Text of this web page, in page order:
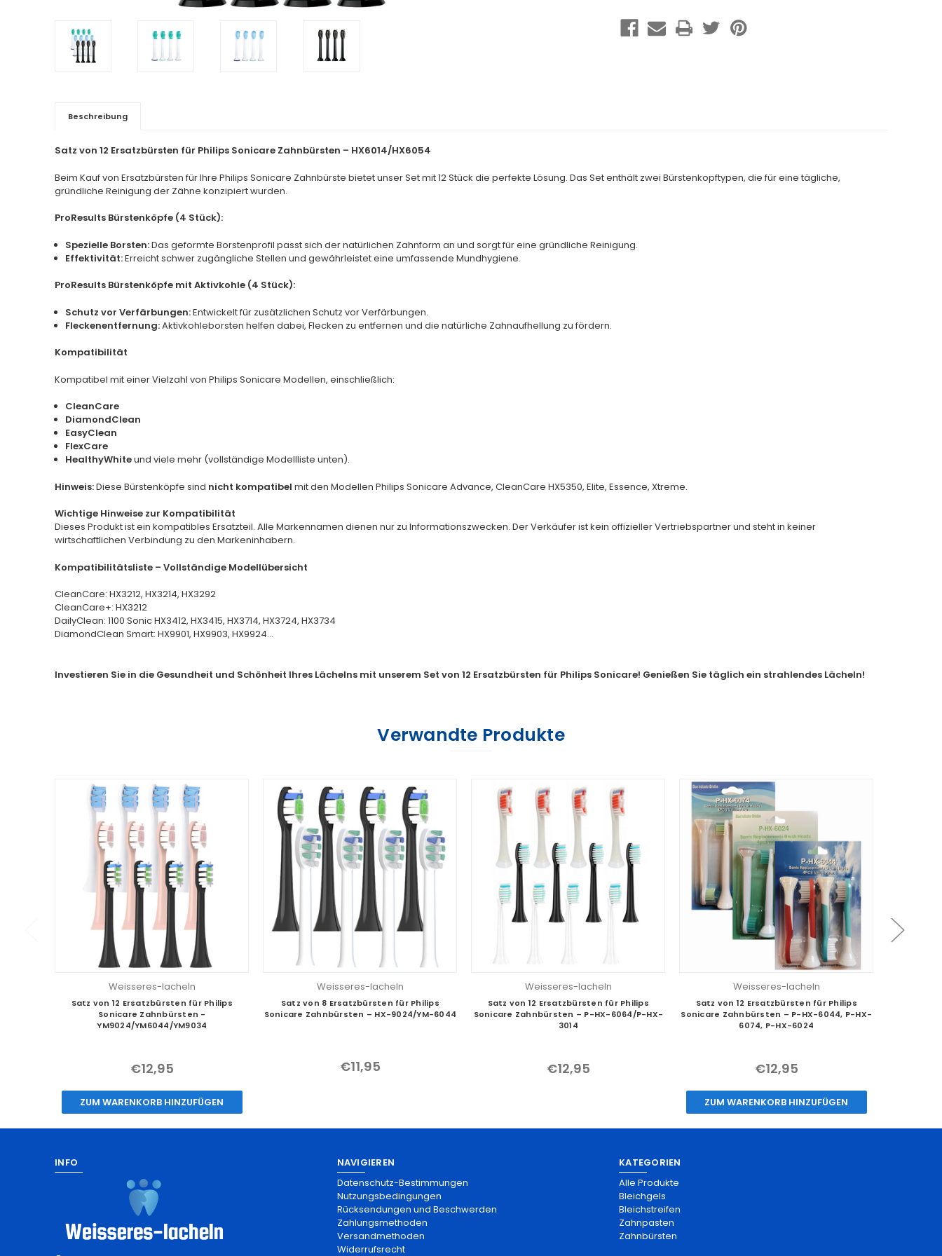
Beschreibung
Satz von 12 Ersatzbürsten für Philips Sonicare Zahnbürsten – HX6014/HX6054
Beim Kauf von Ersatzbürsten für Ihre Philips Sonicare Zahnbürste bietet unser Set mit 12 Stück die perfekte Lösung. Das Set enthält zwei Bürstenkopftypen, die für eine tägliche,
gründliche Reinigung der Zähne konzipiert wurden.
ProResults Bürstenköpfe (4 Stück):
Spezielle Borsten:Das geformte Borstenprofil passt sich der natürlichen Zahnform an und sorgt für eine gründliche Reinigung.
Effektivität:Erreicht schwer zugängliche Stellen und gewährleistet eine umfassende Mundhygiene.
ProResults Bürstenköpfe mit Aktivkohle (4 Stück):
Schutz vor Verfärbungen:Entwickelt für zusätzlichen Schutz vor Verfärbungen.
Fleckenentfernung:Aktivkohleborsten helfen dabei, Flecken zu entfernen und die natürliche Zahnaufhellung zu fördern.
Kompatibilität
Kompatibel mit einer Vielzahl von Philips Sonicare Modellen, einschließlich:
CleanCare
DiamondClean
EasyClean
FlexCare
HealthyWhiteund viele mehr (vollständige Modellliste unten).
Hinweis:Diese Bürstenköpfe sind nicht kompatibel mit den Modellen Philips Sonicare Advance, CleanCare HX5350, Elite, Essence, Xtreme.
Wichtige Hinweise zur Kompatibilität
Dieses Produkt ist ein kompatibles Ersatzteil. Alle Markennamen dienen nur zu Informationszwecken. Der Verkäufer ist kein offizieller Vertriebspartner und steht in keiner
wirtschaftlichen Verbindung zu den Markeninhabern.
Kompatibilitätsliste – Vollständige Modellübersicht
CleanCare: HX3212, HX3214, HX3292
CleanCare+: HX3212
DailyClean: 1100 Sonic HX3412, HX3415, HX3714, HX3724, HX3734
DiamondClean Smart: HX9901, HX9903, HX9924...
Investieren Sie in die Gesundheit und Schönheit Ihres Lächelns mit unserem Set von 12 Ersatzbürsten für Philips Sonicare! Genießen Sie täglich ein strahlendes Lächeln!
Verwandte Produkte
Weisseres-lacheln
Satz von 12 Ersatzbürsten für Philips
Sonicare Zahnbürsten -
YM9024/YM6044/YM9034
€12,95
ZUM WARENKORB HINZUFÜGEN
Weisseres-lacheln
Satz von 8 Ersatzbürsten für Philips
Sonicare Zahnbürsten – HX-9024/YM-6044
€11,95
Weisseres-lacheln
Satz von 12 Ersatzbürsten für Philips
Sonicare Zahnbürsten – P-HX-6064/P-HX-
3014
€12,95
Weisseres-lacheln
Satz von 12 Ersatzbürsten für Philips
Sonicare Zahnbürsten – P-HX-6044, P-HX-
6074, P-HX-6024
€12,95
ZUM WARENKORB HINZUFÜGEN
INFO
NAVIGIEREN
Datenschutz-Bestimmungen
Nutzungsbedingungen
Rücksendungen und Beschwerden
Zahlungsmethoden
Versandmethoden
Widerrufsrecht
KATEGORIEN
Alle Produkte
Bleichgels
Bleichstreifen
Zahnpasten
Zahnbürsten